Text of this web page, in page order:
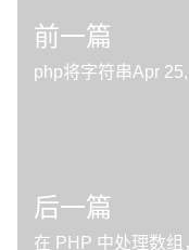
前一篇
php将字符串Apr
后一篇
在 PHP 中处理数